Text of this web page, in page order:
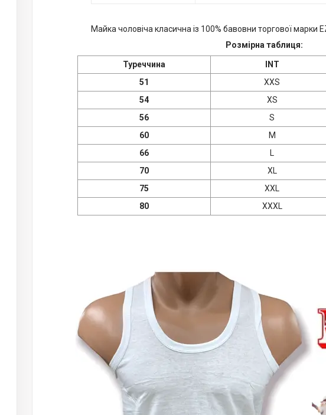
Майка чоловіча класична із 100% бавовни торгової марки
Розмірна таблиця:
Туреччина INT
51
XXS
54
XS
56
S
60
M
66
L
70
XL
75
XXL
80
XXXL